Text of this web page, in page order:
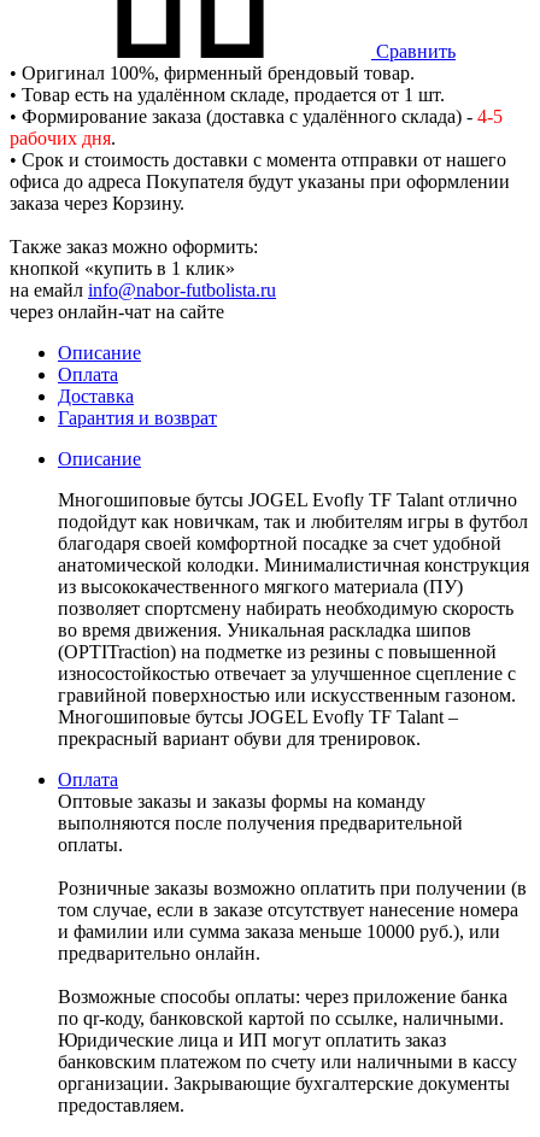
Сравнить
• Оригинал 100%, фирменный брендовый товар.
• Товар есть на удалённом складе, продается от 1 шт.
• Формирование заказа (доставка с удалённого склада) - 4-5
рабочих дня.
• Срок и стоимость доставки с момента отправки от нашего
офиса до адреса Покупателя будут указаны при оформлении
заказа через Корзину.
Также заказ можно оформить:
кнопкой «купить в 1 клик»
на емайл info@nabor-futbolista.ru
через онлайн-чат на сайте
Описание
Оплата
Доставка
Гарантия и возврат
Описание
Многошиповые бутсы JOGEL Evofly TF Talant отлично
подойдут как новичкам, так и любителям игры в футбол
благодаря своей комфортной посадке за счет удобной
анатомической колодки. Минималистичная конструкция
из высококачественного мягкого материала (ПУ)
позволяет спортсмену набирать необходимую скорость
во время движения. Уникальная раскладка шипов
(OPTITraction) на подметке из резины с повышенной
износостойкостью отвечает за улучшенное сцепление с
гравийной поверхностью или искусственным газоном.
Многошиповые бутсы JOGEL Evofly TF Talant –
прекрасный вариант обуви для тренировок.
Оплата
Оптовые заказы и заказы формы на команду
выполняются после получения предварительной
оплаты.
Розничные заказы возможно оплатить при получении (в
том случае, если в заказе отсутствует нанесение номера
и фамилии или сумма заказа меньше 10000 руб.), или
предварительно онлайн.
Возможные способы оплаты: через приложение банка
по qr-коду, банковской картой по ссылке, наличными.
Юридические лица и ИП могут оплатить заказ
банковским платежом по счету или наличными в кассу
организации. Закрывающие бухгалтерские документы
предоставляем.